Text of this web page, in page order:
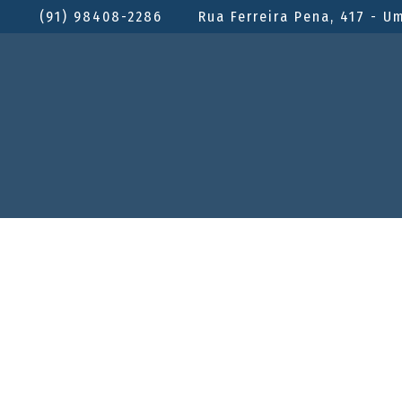
(91) 98408-2286 Rua Ferreira Pena, 417 -